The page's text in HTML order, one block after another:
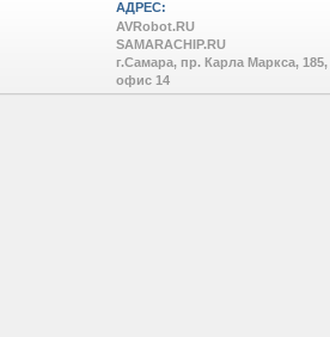
АДРЕС:
AVRobot.RU
SAMARACHIP.RU
г.Самара, пр. Карла Маркса, 185,
офис 14